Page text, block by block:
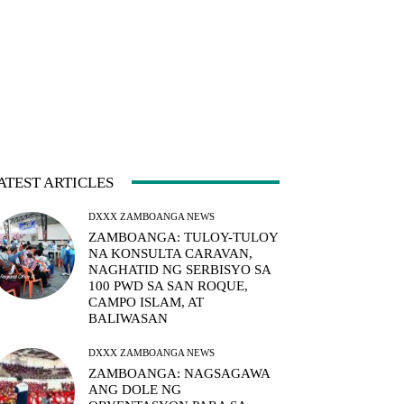
ARTICLES
DXXX ZAMBOANGA NEWS
ZAMBOANGA: TULOY-TULOY
NA KONSULTA CARAVAN,
NAGHATID NG SERBISYO SA
100 PWD SA SAN ROQUE,
CAMPO ISLAM, AT
BALIWASAN
DXXX ZAMBOANGA NEWS
ZAMBOANGA: NAGSAGAWA
ANG DOLE NG